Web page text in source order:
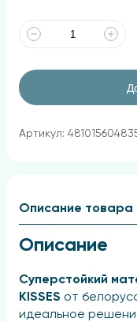
Артикул:
Описание товара
Описание
Суперстойкий
KISSES от
идеальное